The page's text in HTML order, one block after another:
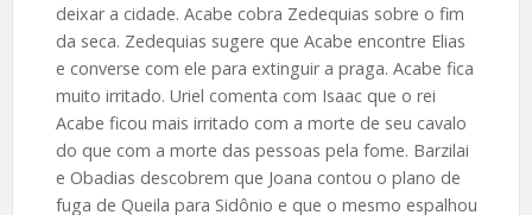
deixar a cidade. Acabe cobra Zedequias sobre o fim
da seca. Zedequias sugere que Acabe encontre Elias
e converse com ele para extinguir a praga. Acabe fica
muito irritado. Uriel comenta com Isaac que o rei
Acabe ficou mais irritado com a morte de seu cavalo
do que com a morte das pessoas pela fome. Barzilai
e Obadias descobrem que Joana contou o plano de
fuga de Queila para Sidônio e que o mesmo espalhou